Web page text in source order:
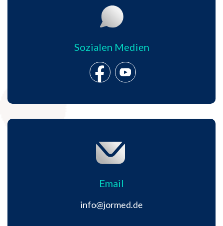
Sozialen Medien
Email
info@jormed.de